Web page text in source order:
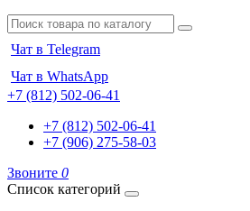
Чат в Telegram
Чат в WhatsApp
+7 (812) 502-06-41
+7 (812) 502-06-41
+7 (906) 275-58-03
Звоните 0
Список категорий